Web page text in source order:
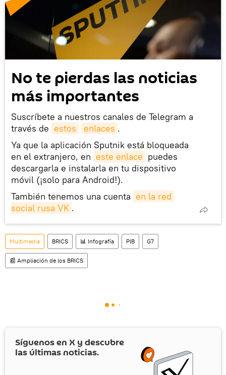
No te pierdas las noticias
más importantes
Suscríbete a nuestros canales de Telegram a
través de estos enlaces .
Ya que la aplicación Sputnik está bloqueada
en el extranjero, en este enlace puedes
descargarla e instalarla en tu dispositivo
móvil (¡solo para Android!).
También tenemos una cuenta en la red
social rusa VK .
Multimedia BRICS 📊 Infografía PIB G7
📰 Ampliación de los BRICS
Síguenos en X y descubre
las últimas noticias.